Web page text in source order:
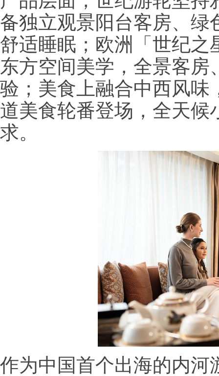
备独立观景阳台客房、绿
舒适睡眠；欧洲「世纪之
东方空间美学，全景客
验；美食上融合中西风味
道美食轮番登场，全天候
求。
作为中国首个出海的内河